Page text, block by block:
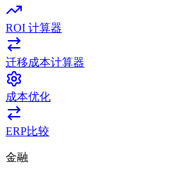
ROI 计算器
迁移成本计算器
成本优化
ERP比较
金融